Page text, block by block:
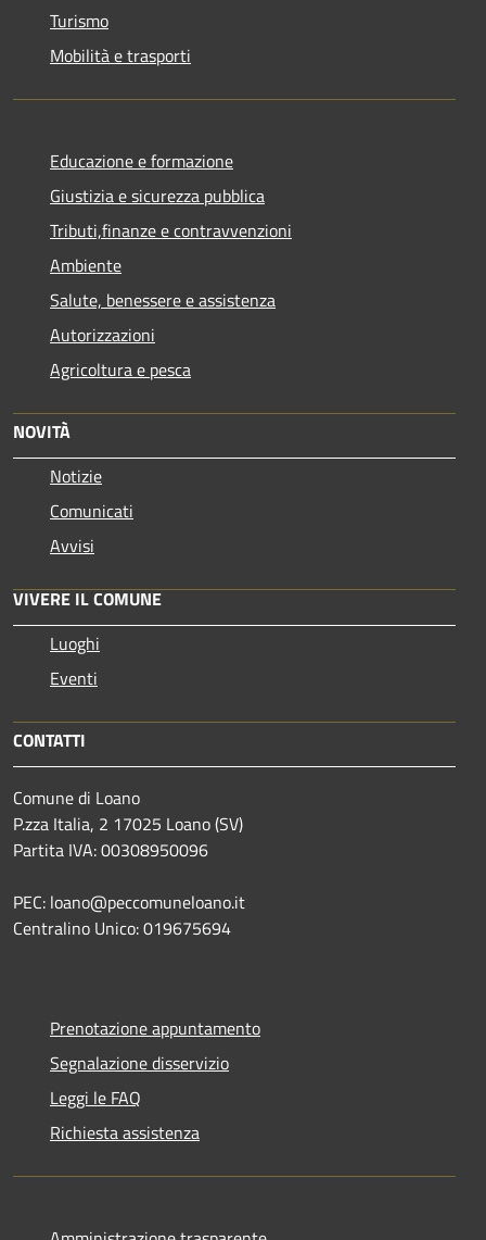
Turismo
Mobilità e trasporti
Educazione e formazione
Giustizia e sicurezza pubblica
Tributi,finanze e contravvenzioni
Ambiente
Salute, benessere e assistenza
Autorizzazioni
Agricoltura e pesca
NOVITÀ
Notizie
Comunicati
Avvisi
VIVERE IL COMUNE
Luoghi
Eventi
CONTATTI
Comune di Loano
P.zza Italia, 2 17025 Loano (SV)
Partita IVA: 00308950096
PEC: loano@peccomuneloano.it
Centralino Unico: 019675694
Prenotazione appuntamento
Segnalazione disservizio
Leggi le FAQ
Richiesta assistenza